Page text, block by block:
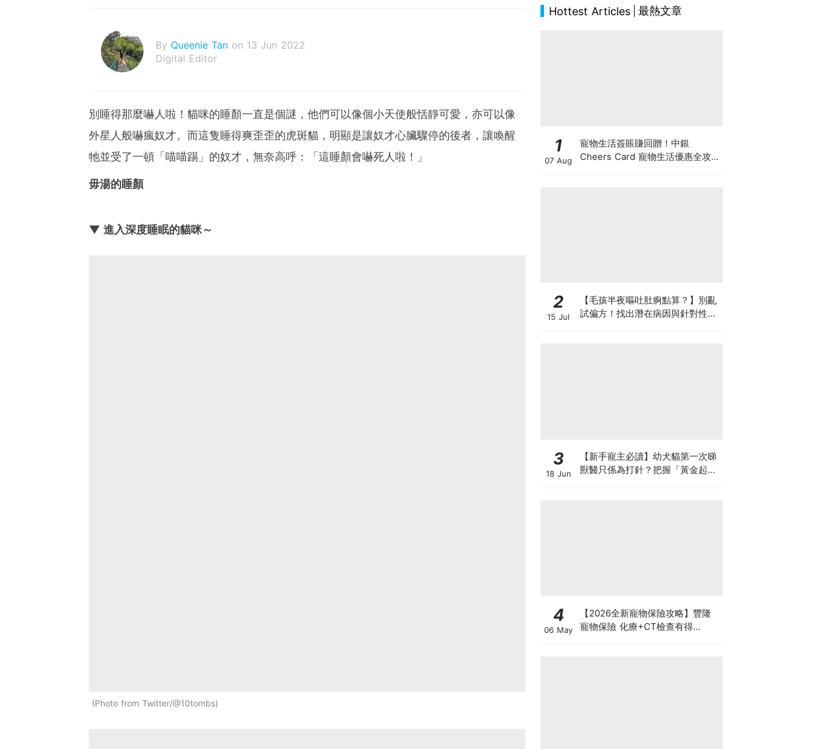
By Queenie Tan on 13 Jun 2022
Digital Editor
別睡得那麼嚇人啦！貓咪的睡顏一直是個謎，他們可以像個小天使般恬靜可愛，亦可以像
外星人般嚇瘋奴才。而這隻睡得爽歪歪的虎斑貓，明顯是讓奴才心臟驟停的後者，讓喚醒
牠並受了一頓「喵喵踢」的奴才，無奈高呼：「這睡顏會嚇死人啦！」
毋湯的睡顏
▼ 進入深度睡眠的貓咪～
Photo from Twitter/@10tombs
Hottest Articles 最熱文章
1
07 Aug
寵物生活簽賬賺回贈！中銀
Cheers Card 寵物生活優惠全攻
2
15 Jul
【毛孩半夜嘔吐肚痾點算？】別亂
試偏方！找出潛在病因與針對性營
3
18 Jun
【新手寵主必讀】幼犬貓第一次睇
獸醫只係為打針？把握「黃金起跑
4
06 May
【2026全新寵物保險攻略】豐隆
寵物保險 化療+CT檢查有得